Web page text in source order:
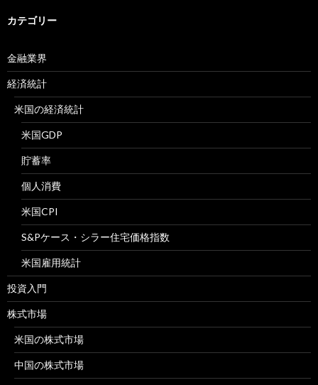
カテゴリー
金融業界
経済統計
米国の経済統計
米国GDP
貯蓄率
個人消費
米国CPI
S&Pケース・シラー住宅価格指数
米国雇用統計
投資入門
株式市場
米国の株式市場
中国の株式市場